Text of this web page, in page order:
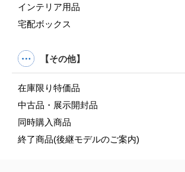
インテリア用品
宅配ボックス
【その他】
在庫限り特価品
中古品・展示開封品
同時購入商品
終了商品(後継モデルのご案内)